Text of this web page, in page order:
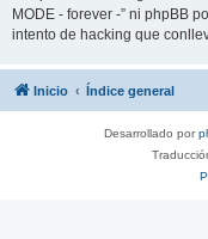
MODE - forever -” ni phpBB
intento de hacking que
Inicio Índice general
Desarrollado por